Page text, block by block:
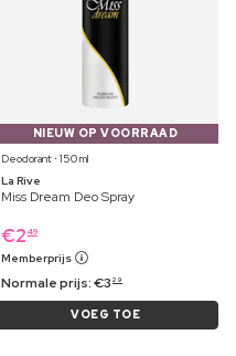
NIEUW OP VOORRAAD
Deodorant ⋅ 150 ml
La Rive
Miss Dream Deo Spray
€2 49
Memberprijs
Normale prijs:€3 29
VOEG TOE